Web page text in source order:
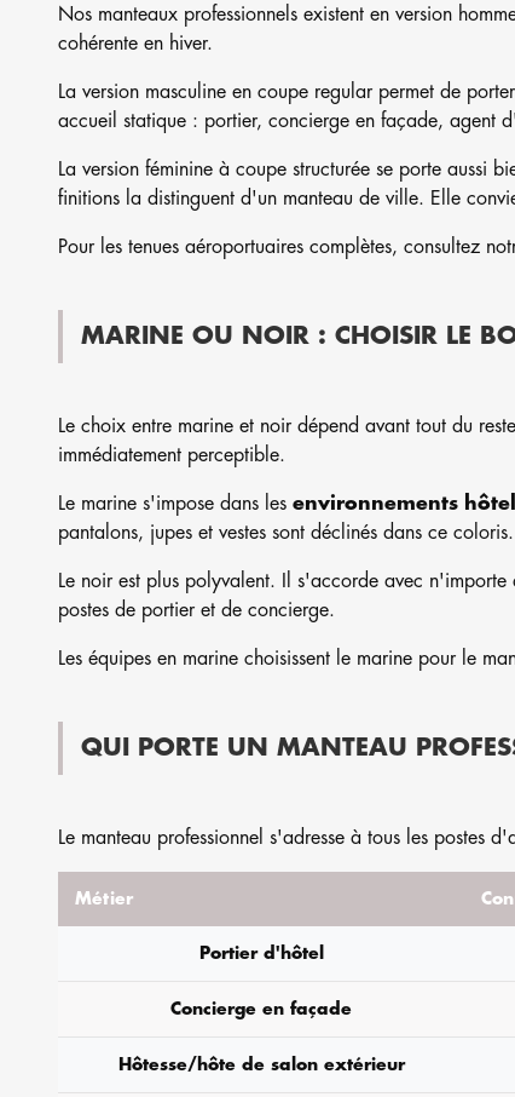
Nos manteaux professionnels existent en version
cohérente en hiver.
La version masculine en coupe regular permet de
accueil statique : portier, concierge en façade, agent
La version féminine à coupe structurée se porte aussi
finitions la distinguent d'un manteau de ville. Elle
Pour les tenues aéroportuaires complètes, consultez
MARINE OU NOIR : CHOISIR LE
Le choix entre marine et noir dépend avant tout du
immédiatement perceptible.
Le marine s'impose dans les environnements
pantalons, jupes et vestes sont déclinés dans ce coloris.
Le noir est plus polyvalent. Il s'accorde avec
postes de portier et de concierge.
Les équipes en marine choisissent le marine pour le
QUI PORTE UN MANTEAU
Le manteau professionnel s'adresse à tous les postes
Métier
Portier d'hôtel
Concierge en façade
Hôtesse/hôte de salon extérieur